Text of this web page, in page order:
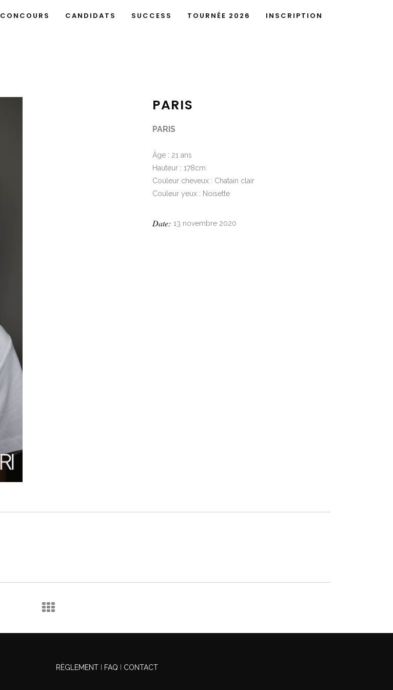
CONCOURS CANDIDATS SUCCESS TOURNÉE 2026 INSCRIPTION
PARIS
PARIS
Âge : 21 ans
Hauteur : 178cm
Couleur cheveux : Chatain clair
Couleur yeux : Noisette
Date: 13 novembre 2020
RÈGLEMENT FAQ CONTACT